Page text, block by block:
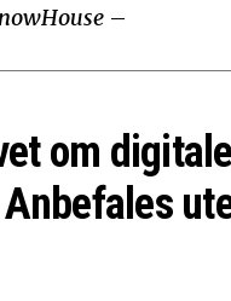
–
om digitale